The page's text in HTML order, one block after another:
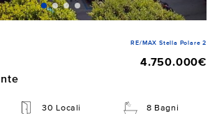
RE/MAX Stella Polare 2
4.750.000€
30 Locali 8 Bagni